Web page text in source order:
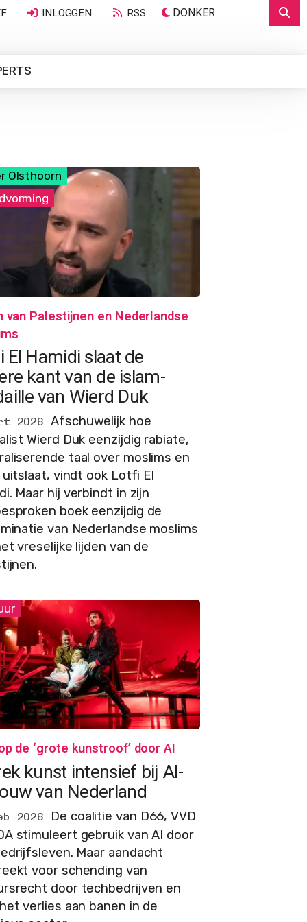
INLOGGEN RSS DONKER
Olsthoorn
van Palestijnen en Nederlandse
El Hamidi slaat de
kant van de islam-
van Wierd Duk
2026Afschuwelijk hoe
Wierd Duk eenzijdig rabiate,
taal over moslims en
uitslaat, vindt ook Lotfi El
Maar hij verbindt in zijn
boek eenzijdig de
van Nederlandse moslims
vreselijke lijden van de
de ‘grote kunstroof’ door AI
kunst intensief bij AI-
van Nederland
2026
De coalitie van D66, VVD
stimuleert gebruik van AI door
Maar aandacht
voor schending van
door techbedrijven en
verlies aan banen in de